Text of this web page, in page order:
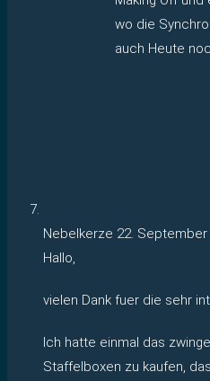
wo die
auch Heute
Nebelkerze 22. September
Hallo,
vielen Dank fuer die sehr
Ich hatte einmal das
Staffelboxen zu kaufen,